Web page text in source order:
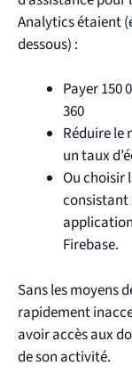
Analytics étaient
dessous) :
Payer 150
360
Réduire le
un taux
Ou choisir
consistant
Firebase.
Sans les moyens
rapidement
avoir accès aux
de son activité.